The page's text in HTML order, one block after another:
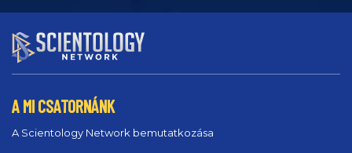
A MI CSATORNÁNK
A Scientology Network bemutatkozása